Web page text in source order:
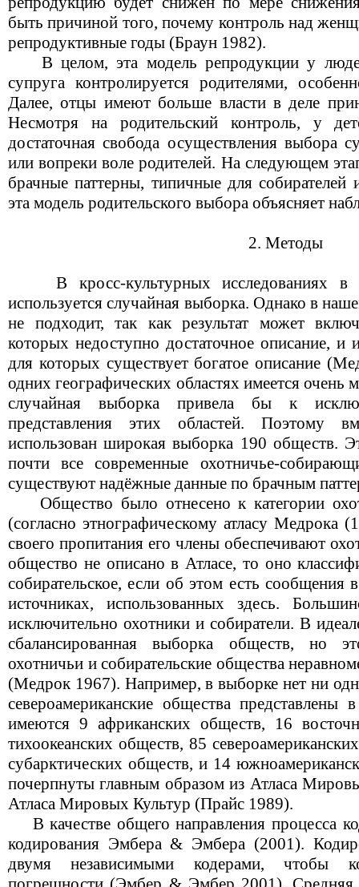
быть причиной того, почему контроль над
репродуктивные годы (Браун 1982).
В целом, эта модель репродукции у
супруга контролируется родителями,
Далее, отцы имеют больше власти в деле
Несмотря на родительский контроль, у
достаточная свобода осуществления выбора
или вопреки воле родителей. На следующем
брачные паттерны, типичные для собирателей
эта модель родительского выбора объясняет
2. Методы
В кросс-культурных исследованиях в
используется случайная выборка. Однако в
не подходит, так как результат может
которых недоступно достаточное описание, и
для которых существует богатое описание
одних географических областях имеется
случайная выборка привела бы к
представления этих областей. Поэтому
использован широкая выборка 190 обществ.
почти все современные охотничье-
существуют надёжные данные по брачным
Общество было отнесено к категории
(согласно этнографическому атласу Медрока
своего пропитания его члены обеспечивают
общество не описано в Атласе, то оно
собирательское, если об этом есть сообщения
источниках, использованных здесь.
исключительно охотники и собиратели. В
сбалансированная выборка обществ, но
охотничьи и собирательские общества
(Медрок 1967). Например, в выборке нет ни
североамериканские общества
имеются 9 африканских обществ, 16
тихоокеанских обществ, 85
субарктических обществ, и 14
почерпнуты главным образом из Атласа
Атласа Мировых Культур (Прайс 1989).
В качестве общего направления процесса
кодирования Эмбера & Эмбера (2001).
двумя независимыми кодерами, чтобы